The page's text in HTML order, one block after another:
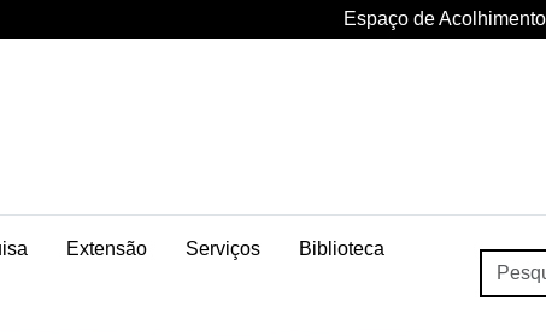
Espaço de
Extensão Serviços Biblioteca